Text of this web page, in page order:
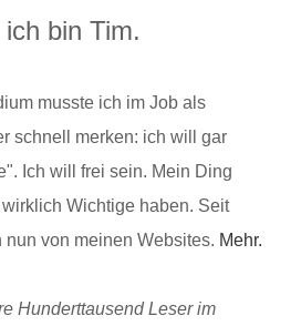
ich bin Tim.
musste ich im Job als
schnell merken: ich will gar
Ich will frei sein. Mein Ding
Wichtige haben. Seit
von meinen Websites. Mehr.
Hunderttausend Leser im